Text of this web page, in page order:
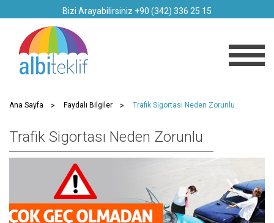
Bizi Arayabilirsiniz +90 (342) 336 25 15
Ana Sayfa Faydalı Bilgiler Trafik Sigortası Neden Zorunlu
Trafik Sigortası Neden Zorunlu